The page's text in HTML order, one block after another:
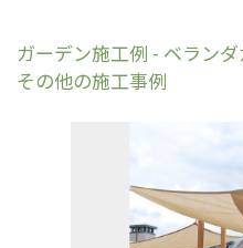
ガーデン施工例 - ベラン
その他の施工事例